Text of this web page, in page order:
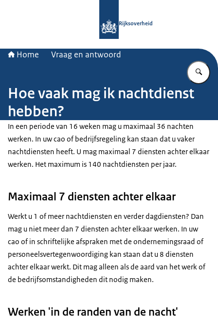
Rijksoverheid
Home Vraag en antwoord
Hoe vaak mag ik nachtdienst
hebben?
In een periode van 16 weken mag u maximaal 36 nachten
werken. In uw cao of bedrijfsregeling kan staan dat u vaker
nachtdiensten heeft. U mag maximaal 7 diensten achter elkaar
werken. Het maximum is 140 nachtdiensten per jaar.
Maximaal 7 diensten achter elkaar
Werkt u 1 of meer nachtdiensten en verder dagdiensten? Dan
mag u niet meer dan 7 diensten achter elkaar werken. In uw
cao of in schriftelijke afspraken met de ondernemingsraad of
personeelsvertegenwoordiging kan staan dat u 8 diensten
achter elkaar werkt. Dit mag alleen als de aard van het werk of
de bedrijfsomstandigheden dit nodig maken.
Werken 'in de randen van de nacht'